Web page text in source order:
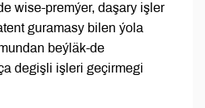
wise-premýer, daşary işler
guramasy bilen ýola
beýläk-de
degişli işleri geçirmegi